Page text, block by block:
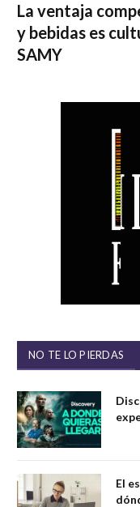
La ventaja
y bebidas es
SAMY
NO TE LO PIERDAS
El